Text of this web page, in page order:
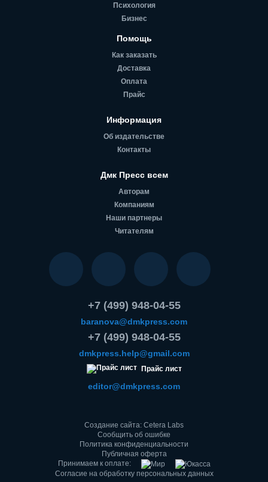
Психология
Бизнес
Помощь
Как заказать
Доставка
Оплата
Прайс
Информация
Об издательстве
Контакты
Дмк Пресс всем
Авторам
Компаниям
Наши партнеры
Читателям
+7 (499) 948-04-55
baranova@dmkpress.com
+7 (499) 948-04-55
dmkpress.help@gmail.com
Прайс лист
editor@dmkpress.com
Создание сайта: Cetera Labs
Сообщить об ошибке
Политика конфиденциальности
Публичная оферта
Принимаем к оплате:
Согласие на обработку персональных данных